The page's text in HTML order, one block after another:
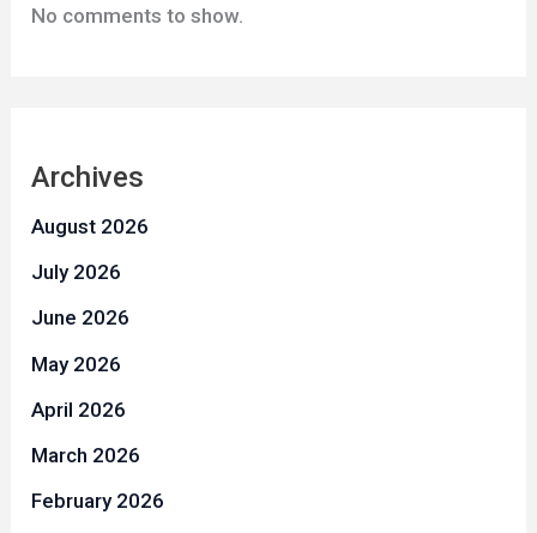
No comments to show.
Archives
August 2026
July 2026
June 2026
May 2026
April 2026
March 2026
February 2026